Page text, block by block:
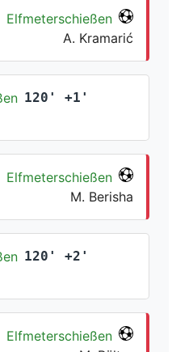
Elfmeterschießen
A. Kramarić
120' +1'
Elfmeterschießen
M. Berisha
120' +2'
Elfmeterschießen